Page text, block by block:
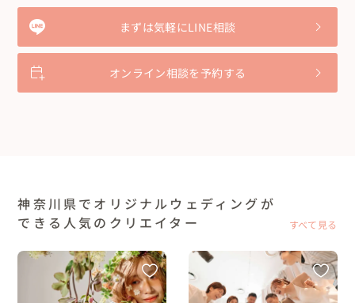
まずは気軽にLINE相談
オンライン相談を予約する
神奈川県でオリジナルウェディングが
できる人気のクリエイター
すべて見る